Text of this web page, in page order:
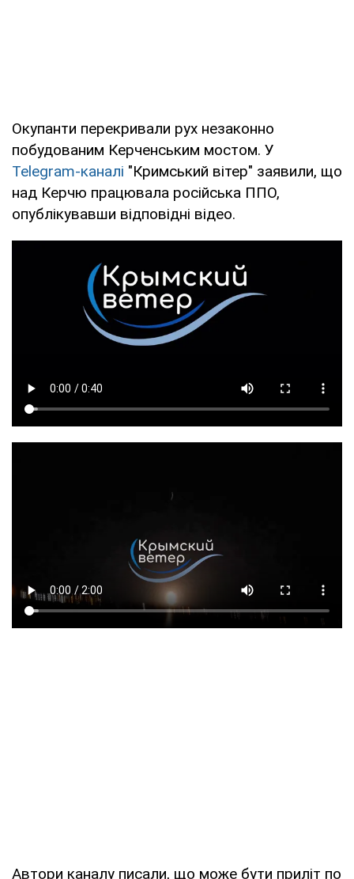
Окупанти перекривали рух незаконно
побудованим Керченським мостом. У
Telegram-каналі "Кримський вітер" заявили, що
над Керчю працювала російська ППО,
опублікувавши відповідні відео.
Автори каналу писали, що може бути приліт по